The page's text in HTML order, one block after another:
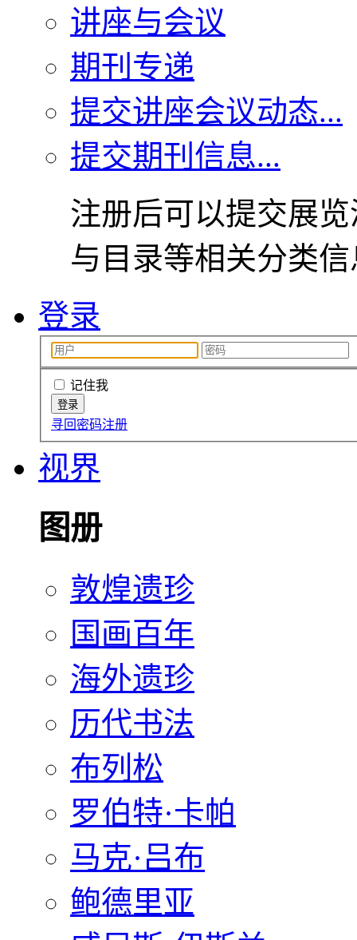
讲座与会议
期刊专递
提交讲座会议动态...
提交期刊信息...
注册后可以提交展
与目录等相关分类
登录
记住我
寻回密码注册
视界
图册
敦煌遗珍
国画百年
海外遗珍
历代书法
布列松
罗伯特·卡帕
马克·吕布
鲍德里亚